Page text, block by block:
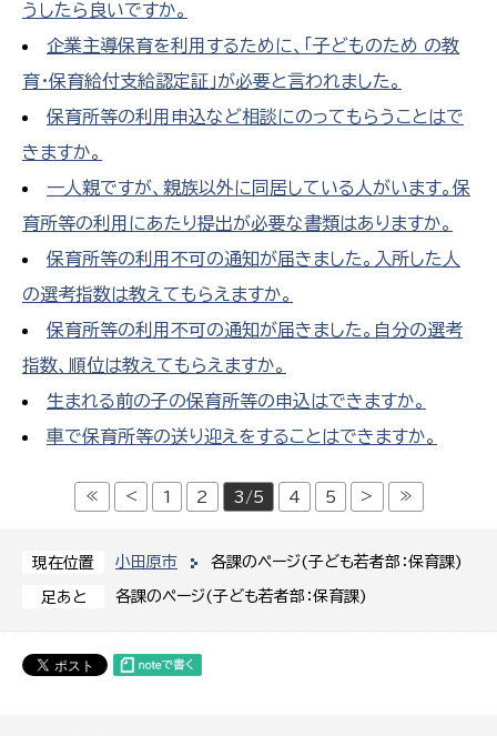
現在位置 小田原市 各課のページ(子ども若者部：保育課)
足あと 各課のページ(子ども若者部：保育課)
うしたら良いですか。
企業主導保育を利用するために、「子どものため の教
育・保育給付支給認定証」が必要と言われました。
保育所等の利用申込など相談にのってもらうことはで
きますか。
一人親ですが、親族以外に同居している人がいます。保
育所等の利用にあたり提出が必要な書類はありますか。
保育所等の利用不可の通知が届きました。入所した人
の選考指数は教えてもらえますか。
保育所等の利用不可の通知が届きました。自分の選考
指数、順位は教えてもらえますか。
生まれる前の子の保育所等の申込はできますか。
車で保育所等の送り迎えをすることはできますか。
≪ < 1 2 3/5 4 5 > ≫